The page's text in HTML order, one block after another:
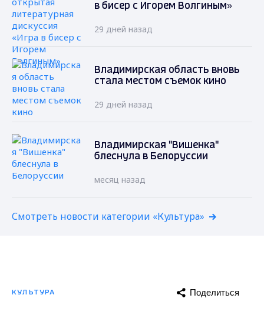
в бисер с Игорем Волгиным»
29 дней назад
Владимирская область вновь
стала местом съемок кино
29 дней назад
Владимирская "Вишенка"
блеснула в Белоруссии
месяц назад
Смотреть новости категории «Культура»
КУЛЬТУРА Поделиться